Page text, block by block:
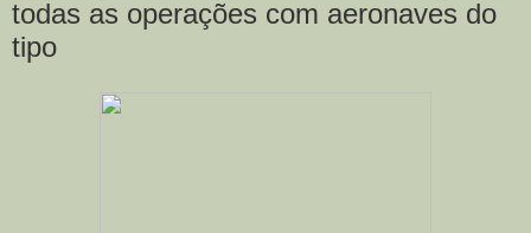
todas as operações com aeronaves do
tipo